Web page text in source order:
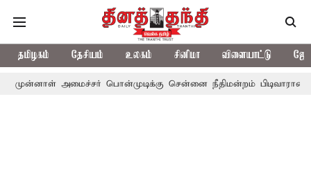
தமிழகம் தேசியம் உலகம் சினிமா விளையாட்டு
அமைச்சர் பொன்முடிக்கு சென்னை நீதிமன்றம் பிடிவாராண்ட்